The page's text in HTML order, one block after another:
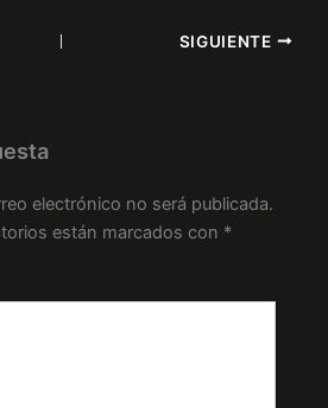
SIGUIENTE
electrónico no será publicada.
están marcados con *